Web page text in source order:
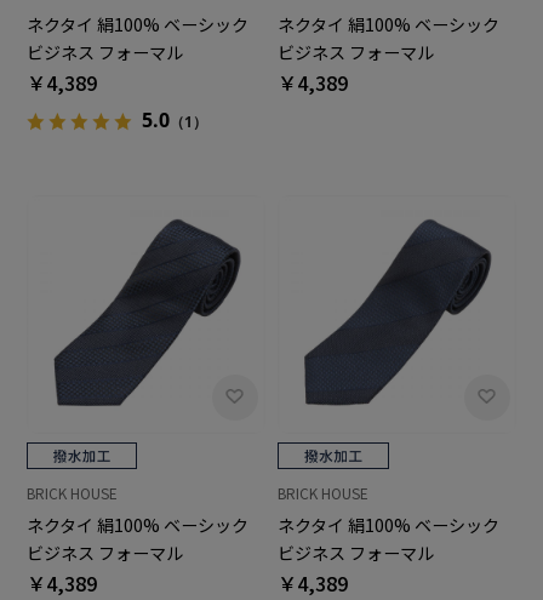
ネクタイ 絹100% ベーシック
ビジネス フォーマル
￥4,389
5.0（1）
ネクタイ 絹100% ベーシック
ビジネス フォーマル
￥4,389
BRICK HOUSE
ネクタイ 絹100% ベーシック
ビジネス フォーマル
￥4,389
BRICK HOUSE
ネクタイ 絹100% ベーシック
ビジネス フォーマル
￥4,389